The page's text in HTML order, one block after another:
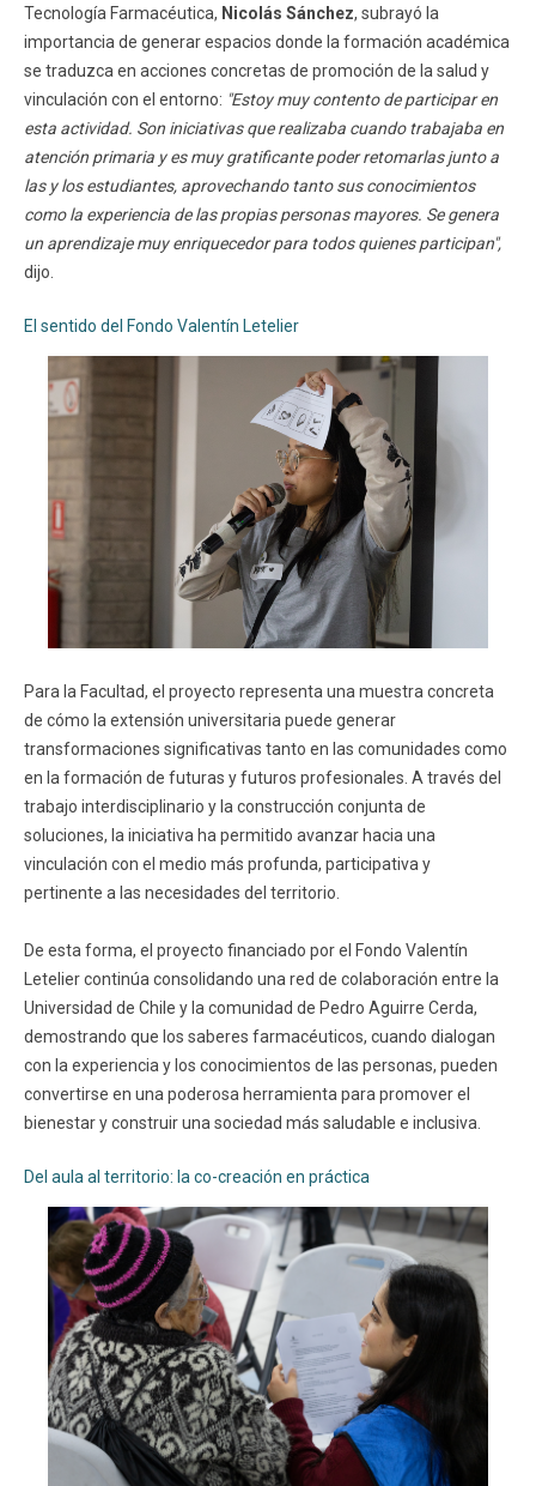
Tecnología Farmacéutica, Nicolás Sánchez, subrayó la
importancia de generar espacios donde la formación académica
se traduzca en acciones concretas de promoción de la salud y
vinculación con el entorno: "Estoy muy contento de participar en
esta actividad. Son iniciativas que realizaba cuando trabajaba en
atención primaria y es muy gratificante poder retomarlas junto a
las y los estudiantes, aprovechando tanto sus conocimientos
como la experiencia de las propias personas mayores. Se genera
un aprendizaje muy enriquecedor para todos quienes participan",
dijo.
El sentido del Fondo Valentín Letelier
Para la Facultad, el proyecto representa una muestra concreta
de cómo la extensión universitaria puede generar
transformaciones significativas tanto en las comunidades como
en la formación de futuras y futuros profesionales. A través del
trabajo interdisciplinario y la construcción conjunta de
soluciones, la iniciativa ha permitido avanzar hacia una
vinculación con el medio más profunda, participativa y
pertinente a las necesidades del territorio.
De esta forma, el proyecto financiado por el Fondo Valentín
Letelier continúa consolidando una red de colaboración entre la
Universidad de Chile y la comunidad de Pedro Aguirre Cerda,
demostrando que los saberes farmacéuticos, cuando dialogan
con la experiencia y los conocimientos de las personas, pueden
convertirse en una poderosa herramienta para promover el
bienestar y construir una sociedad más saludable e inclusiva.
Del aula al territorio: la co-creación en práctica